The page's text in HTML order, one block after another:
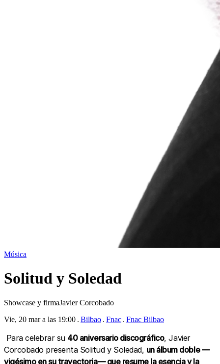
Música
Solitud y Soledad
Showcase y firmaJavier Corcobado
Vie, 20 mar a las 19:00 Bilbao Fnac Fnac Bilbao
Para celebrar su 40 aniversario discográfico, Javier
Corcobado presenta Solitud y Soledad, un álbum doble —
vigésimo en su trayectoria— que resume la esencia y la